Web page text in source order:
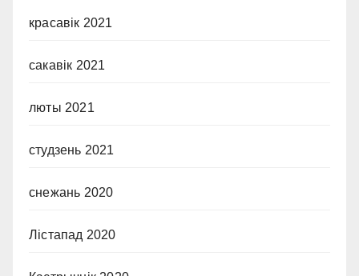
красавік 2021
сакавік 2021
люты 2021
студзень 2021
снежань 2020
Лістапад 2020